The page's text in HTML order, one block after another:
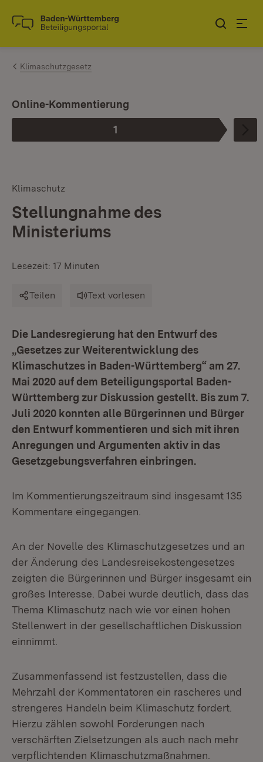
Zum Inhalt springen
Link zur Startseite
Klimaschutzgesetz
Phase
1
:
Online-Kommentierung
Klimaschutz
Stellungnahme des
Ministeriums
Lesezeit: 17 Minuten
Teilen Text vorlesen
Die Landesregierung hat den Entwurf des
„Gesetzes zur Weiterentwicklung des
Klimaschutzes in Baden-Württemberg“ am 27.
Mai 2020 auf dem Beteiligungsportal Baden-
Württemberg zur Diskussion gestellt. Bis zum 7.
Juli 2020 konnten alle Bürgerinnen und Bürger
den Entwurf kommentieren und sich mit ihren
Anregungen und Argumenten aktiv in das
Gesetzgebungsverfahren einbringen.
Im Kommentierungszeitraum sind insgesamt 135
Kommentare eingegangen.
An der Novelle des Klimaschutzgesetzes und an
der Änderung des Landesreisekostengesetzes
zeigten die Bürgerinnen und Bürger insgesamt ein
großes Interesse. Dabei wurde deutlich, dass das
Thema Klimaschutz nach wie vor einen hohen
Stellenwert in der gesellschaftlichen Diskussion
einnimmt.
Zusammenfassend ist festzustellen, dass die
Mehrzahl der Kommentatoren ein rascheres und
strengeres Handeln beim Klimaschutz fordert.
Hierzu zählen sowohl Forderungen nach
verschärften Zielsetzungen als auch nach mehr
verpflichtenden Klimaschutzmaßnahmen.